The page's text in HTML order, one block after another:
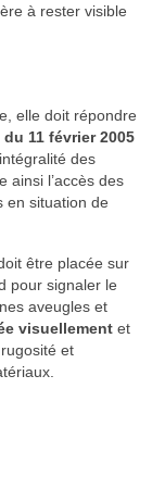
à rester visible
elle doit répondre
du 11 février 2005
des
ainsi l’accès des
en situation de
être placée sur
pour signaler le
aveugles et
visuellement et
et